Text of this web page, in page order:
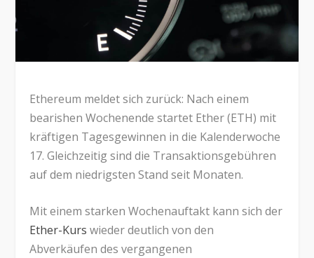
Ethereum meldet sich zurück: Nach einem
bearishen Wochenende startet Ether (ETH) mit
kräftigen Tagesgewinnen in die Kalenderwoche
17. Gleichzeitig sind die Transaktionsgebühren
auf dem niedrigsten Stand seit Monaten.
Mit einem starken Wochenauftakt kann sich der
Ether-Kurs wieder deutlich von den
Abverkäufen des vergangenen